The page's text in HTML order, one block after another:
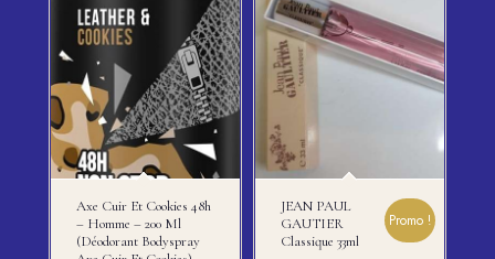
Axe Cuir Et Cookies 48h
– Homme – 200 Ml
(Déodorant Bodyspray
JEAN PAUL
GAUTIER
Classique 33ml
Promo !